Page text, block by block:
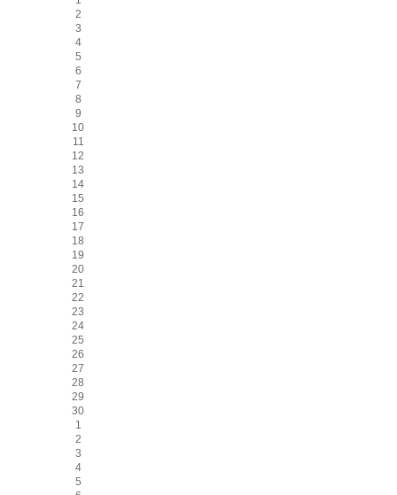
2
3
4
5
6
7
8
9
10
11
12
13
14
15
16
17
18
19
20
21
22
23
24
25
26
27
28
29
30
1
2
3
4
5